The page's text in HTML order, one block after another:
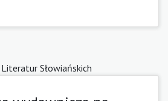
Literatur Słowiańskich